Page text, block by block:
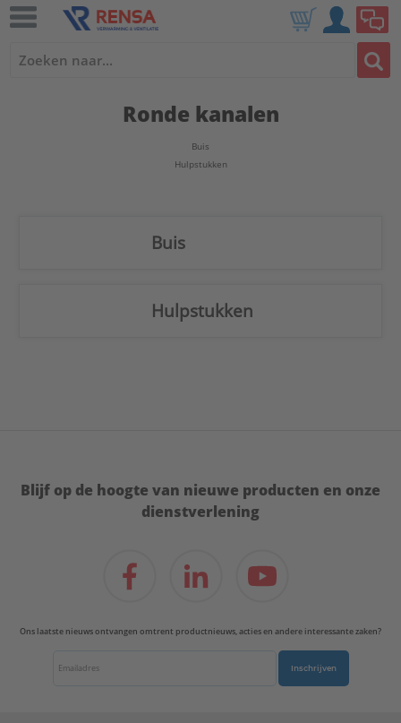
Ronde kanalen
Buis
Hulpstukken
Buis
Hulpstukken
Blijf op de hoogte van nieuwe producten en onze
dienstverlening
Ons laatste nieuws ontvangen omtrent productnieuws, acties en andere interessante zaken?
Inschrijven